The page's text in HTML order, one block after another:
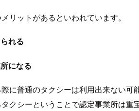
リットがあるといわれています。
れる
になる
に普通のタクシーは利用出来ない可
クシーということで認定事業所は重